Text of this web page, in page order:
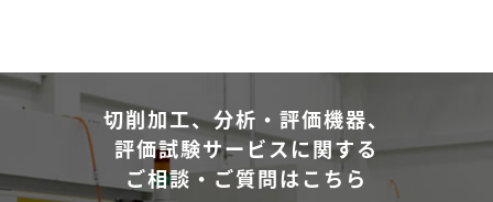
切削加工、分析・評価機器、
評価試験サービスに関する
ご相談・ご質問はこちら